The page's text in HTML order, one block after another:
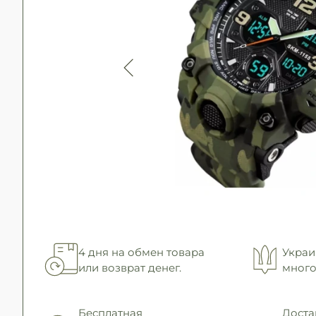
4 дня на обмен товара
или возврат денег.
Бесплатная